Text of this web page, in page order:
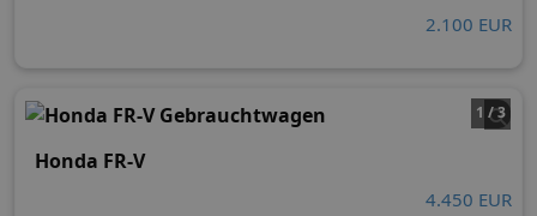
2.100 EUR
1 / 3
Honda FR-V
4.450 EUR